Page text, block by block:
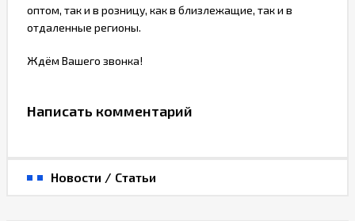
оптом, так и в розницу, как в близлежащие, так и в
отдаленные регионы.
Ждём Вашего звонка!
Написать комментарий
Новости / Статьи